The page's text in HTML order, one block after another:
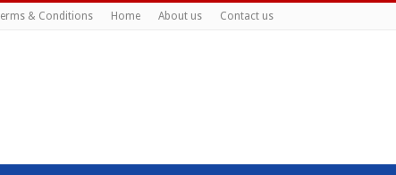
& Conditions Home About us Contact us